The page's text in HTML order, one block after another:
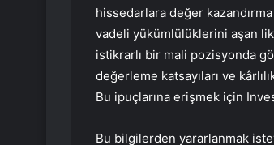
hissedarlara değer
vadeli yükümlülüklerini aşan
istikrarlı bir mali pozisyonda
değerleme katsayıları ve
Bu ipuçlarına erişmek için
Bu bilgilerden yararlanmak